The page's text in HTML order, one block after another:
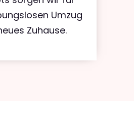
Umzug
Zuhause.